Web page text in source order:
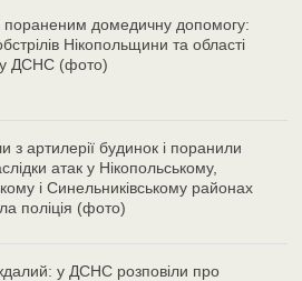
домедичну допомогу:
Нікопольщини та області
у ДСНС (фото)
з артилерії будинок і поранили
атак у Нікопольському,
і Синельниківському районах
поліція (фото)
у ДСНС розповіли про